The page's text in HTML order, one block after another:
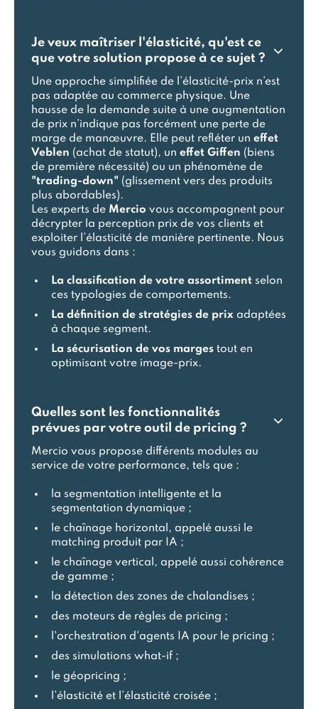
Je veux maîtriser l'élasticité, qu'est ce
que votre solution propose à ce sujet ?
Une approche simplifiée de l’élasticité-prix n’est
pas adaptée au commerce physique. Une
hausse de la demande suite à une augmentation
de prix n’indique pas forcément une perte de
marge de manœuvre. Elle peut refléter un effet
Veblen (achat de statut), un effet Giffen (biens
de première nécessité) ou un phénomène de
"trading-down" (glissement vers des produits
plus abordables).
Les experts de Mercio vous accompagnent pour
décrypter la perception prix de vos clients et
exploiter l’élasticité de manière pertinente. Nous
vous guidons dans :
La classification de votre assortiment selon
ces typologies de comportements.
La définition de stratégies de prix adaptées
à chaque segment.
La sécurisation de vos marges tout en
optimisant votre image-prix.
Quelles sont les fonctionnalités
prévues par votre outil de pricing ?
Mercio vous propose différents modules au
service de votre performance, tels que :
la segmentation intelligente et la
segmentation dynamique ;
le chaînage horizontal, appelé aussi le
matching produit par IA ;
le chaînage vertical, appelé aussi cohérence
de gamme ;
la détection des zones de chalandises ;
des moteurs de règles de pricing ;
l'orchestration d'agents IA pour le pricing ;
des simulations what-if ;
le géopricing ;
l’élasticité et l’élasticité croisée ;